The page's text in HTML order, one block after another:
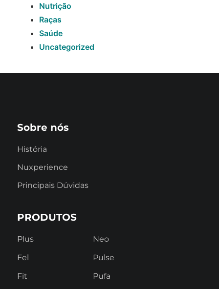
Nutrição
Raças
Saúde
Uncategorized
Sobre nós
História
Nuxperience
Principais Dúvidas
PRODUTOS
Plus
Fel
Fit
Neo
Pulse
Pufa